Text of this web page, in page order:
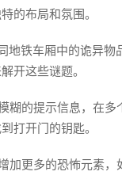
的布局和氛围。
地铁车厢中的诡异物
开这些谜题。
糊的提示信息，在多
打开门的钥匙。
加更多的恐怖元素，